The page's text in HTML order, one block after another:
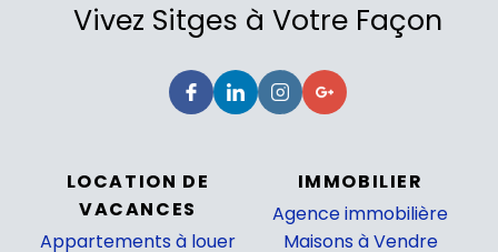
Vivez Sitges à Votre Façon
LOCATION DE
VACANCES
Appartements à louer
IMMOBILIER
Agence immobilière
Maisons à Vendre